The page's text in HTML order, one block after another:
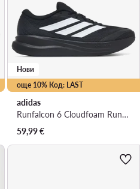
още 10% Код: LAST
Нови
adidas
Runfalcon 6 Cloudfoam Running Shoes IH9530 · Маратонки за бягане
59,99€